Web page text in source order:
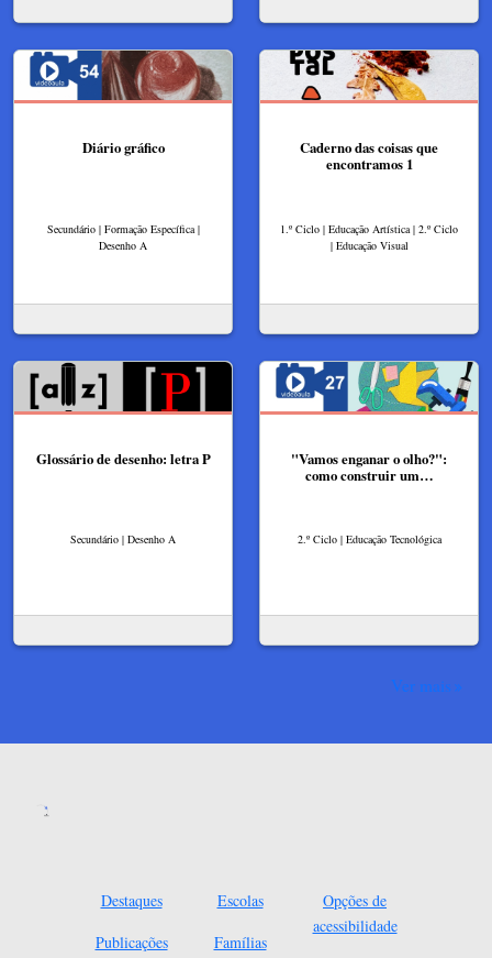
Diário gráfico
Secundário | Formação Específica |
Desenho A
Caderno das coisas que
encontramos 1
1.º Ciclo | Educação Artística | 2.º Ciclo
| Educação Visual
Glossário de desenho: letra P
Secundário | Desenho A
"Vamos enganar o olho?":
como construir um…
2.º Ciclo | Educação Tecnológica
Ver mais
Destaques
Publicações
Escolas
Famílias
Opções de
acessibilidade